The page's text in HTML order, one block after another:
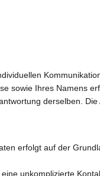
sowie Ihres Namens
derselben. Die
erfolgt auf der
unkomplizierte